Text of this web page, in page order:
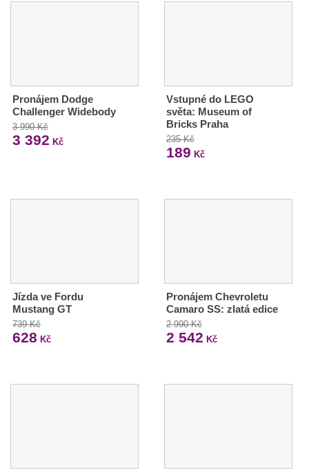
Pronájem Dodge
Challenger Widebody
3 990 Kč
3 392 Kč
Vstupné do LEGO
světa: Museum of
Bricks Praha
235 Kč
189 Kč
Jízda ve Fordu
Mustang GT
739 Kč
628 Kč
Pronájem Chevroletu
Camaro SS: zlatá edice
2 990 Kč
2 542 Kč